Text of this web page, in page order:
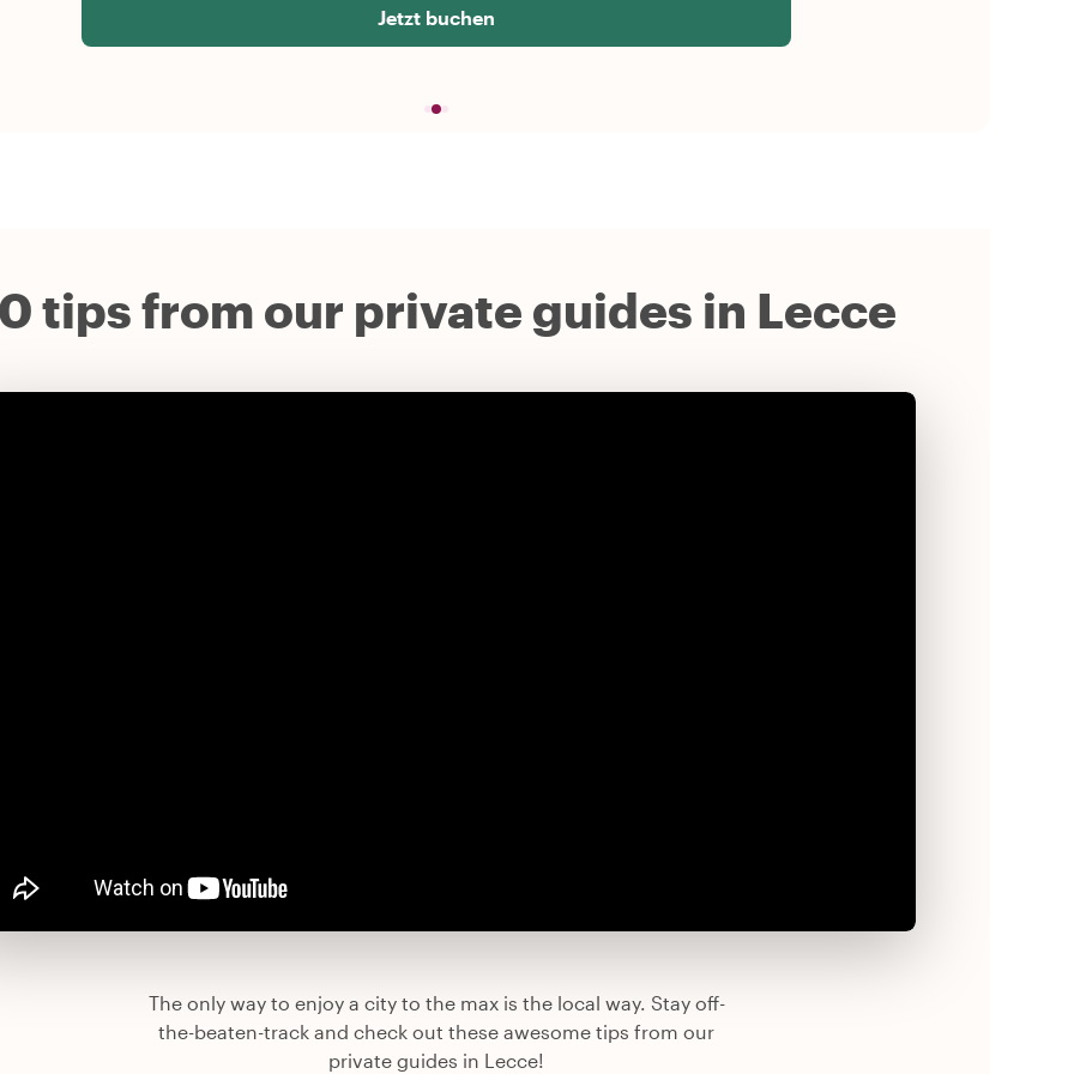
Jetzt buchen
tips from our private guides in Lecce
The only way to enjoy a city to the max is the local way. Stay off-
the-beaten-track and check out these awesome tips from our
private guides in Lecce!